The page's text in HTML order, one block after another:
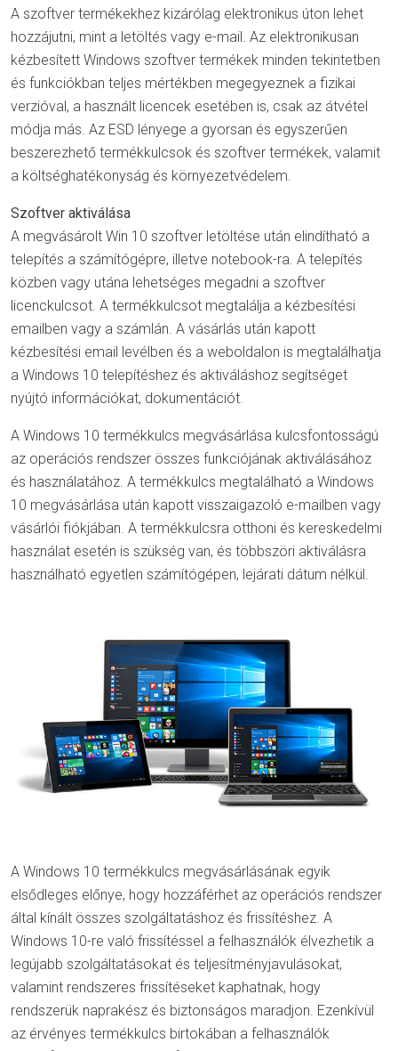
A szoftver termékekhez kizárólag elektronikus úton lehet
hozzájutni, mint a letöltés vagy e-mail. Az elektronikusan
kézbesített Windows szoftver termékek minden tekintetben
és funkciókban teljes mértékben megegyeznek a fizikai
verzióval, a használt licencek esetében is, csak az átvétel
módja más. Az ESD lényege a gyorsan és egyszerűen
beszerezhető termékkulcsok és szoftver termékek, valamit
a költséghatékonyság és környezetvédelem.
Szoftver aktiválása
A megvásárolt Win 10 szoftver letöltése után elindítható a
telepítés a számítógépre, illetve notebook-ra. A telepítés
közben vagy utána lehetséges megadni a szoftver
licenckulcsot. A termékkulcsot megtalálja a kézbesítési
emailben vagy a számlán. A vásárlás után kapott
kézbesítési email levélben és a weboldalon is megtalálhatja
a Windows 10 telepítéshez és aktiváláshoz segítséget
nyújtó információkat, dokumentációt.
A Windows 10 termékkulcs megvásárlása kulcsfontosságú
az operációs rendszer összes funkciójának aktiválásához
és használatához. A termékkulcs megtalálható a Windows
10 megvásárlása után kapott visszaigazoló e-mailben vagy
vásárlói fiókjában. A termékkulcsra otthoni és kereskedelmi
használat esetén is szükség van, és többszöri aktiválásra
használható egyetlen számítógépen, lejárati dátum nélkül.
A Windows 10 termékkulcs megvásárlásának egyik
elsődleges előnye, hogy hozzáférhet az operációs rendszer
által kínált összes szolgáltatáshoz és frissítéshez. A
Windows 10-re való frissítéssel a felhasználók élvezhetik a
legújabb szolgáltatásokat és teljesítményjavulásokat,
valamint rendszeres frissítéseket kaphatnak, hogy
rendszerük naprakész és biztonságos maradjon. Ezenkívül
az érvényes termékkulcs birtokában a felhasználók